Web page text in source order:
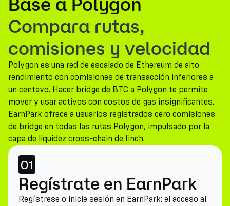
Recursos
Compañía
Compara rutas,
comisiones y velocidad
Polygon es una red de escalado de Ethereum de alto
rendimiento con comisiones de transacción inferiores a
un centavo. Hacer bridge de BTC a Polygon te permite
mover y usar activos con costos de gas insignificantes.
EarnPark ofrece a usuarios registrados cero comisiones
de bridge en todas las rutas Polygon, impulsado por la
capa de liquidez cross-chain de 1inch.
01
Regístrate en EarnPark
Regístrese o inicie sesión en EarnPark: el acceso al